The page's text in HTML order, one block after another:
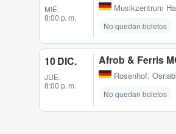
MIÉ.
8:00 p. m.
Musikzentrum
No quedan boletos
10 DIC.
JUE.
8:00 p. m.
Afrob & Ferris
Rosenhof,
No quedan boletos